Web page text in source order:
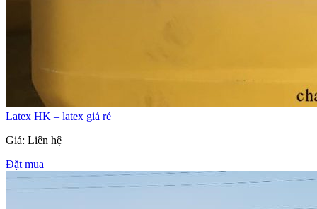
Latex HK – latex giá rẻ
Giá: Liên hệ
Đặt mua